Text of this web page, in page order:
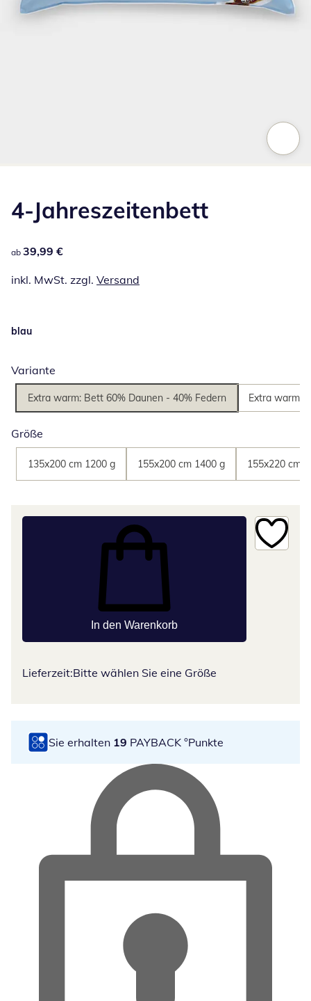
4-Jahreszeitenbett
39,99 €
ab 39,99 €
inkl. MwSt. zzgl. Versand
blau
Variante
Extra warm: Bett 60% Daunen - 40% Federn Extra warm:
Größe
135x200 cm 1200 g 155x200 cm 1400 g 155x220 cm
In den Warenkorb
Lieferzeit:Bitte wählen Sie eine Größe
Sie erhalten 19 PAYBACK °Punkte